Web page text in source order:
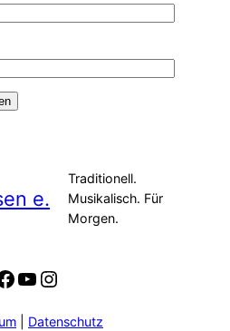
e.
Traditionell.
Musikalisch. Für
Morgen.
YouTube
Instagram
Datenschutz